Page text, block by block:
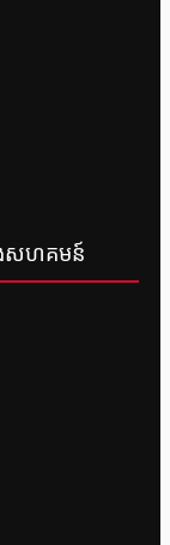
សហគមន៍